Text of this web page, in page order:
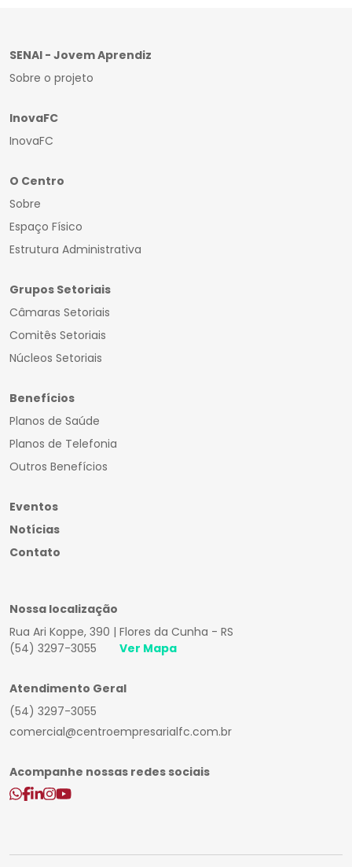
SENAI - Jovem Aprendiz
Sobre o projeto
InovaFC
InovaFC
O Centro
Sobre
Espaço Físico
Estrutura Administrativa
Grupos Setoriais
Câmaras Setoriais
Comitês Setoriais
Núcleos Setoriais
Benefícios
Planos de Saúde
Planos de Telefonia
Outros Benefícios
Eventos
Notícias
Contato
Nossa localização
Rua Ari Koppe, 390 | Flores da Cunha - RS
(54) 3297-3055
Ver Mapa
Atendimento Geral
(54) 3297-3055
comercial@centroempresarialfc.com.br
Acompanhe nossas redes sociais